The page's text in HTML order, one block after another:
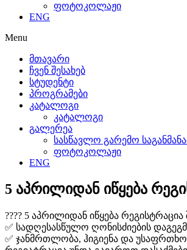
ფოტოკოლაჟი
ENG
Menu
მთავარი
ჩვენ შესახებ
სტუდენტი
პროგრამები
კატალოგი
კატალოგი
გალერეა
სასწავლო გარემო
ფოტოკოლაჟი
ENG
5 აპრილიდან იწყება
???? 5 აპრილიდან იწყება
✅ სადღესასწულო ღონისძიების
✅ ჯანმრთლობა, ჰიგიენა და